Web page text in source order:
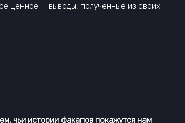
ценное — выводы, полученные из своих
чьи истории факапов покажутся нам